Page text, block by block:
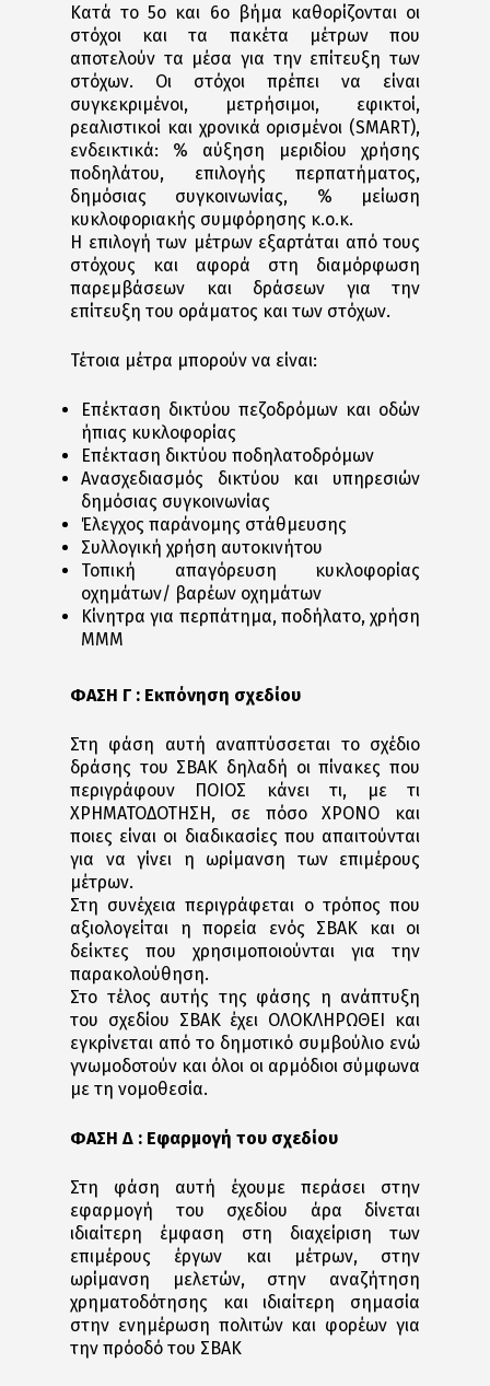
Κατά το 5ο και 6ο βήμα καθορίζονται οι
στόχοι και τα πακέτα μέτρων που
αποτελούν τα μέσα για την επίτευξη των
στόχων. Οι στόχοι πρέπει να είναι
συγκεκριμένοι, μετρήσιμοι, εφικτοί,
ρεαλιστικοί και χρονικά ορισμένοι (SMART),
ενδεικτικά: % αύξηση μεριδίου χρήσης
ποδηλάτου, επιλογής περπατήματος,
δημόσιας συγκοινωνίας, % μείωση
κυκλοφοριακής συμφόρησης κ.ο.κ.
Η επιλογή των μέτρων εξαρτάται από τους
στόχους και αφορά στη διαμόρφωση
παρεμβάσεων και δράσεων για την
επίτευξη του οράματος και των στόχων.​
Τέτοια μέτρα μπορούν να είναι:
Επέκταση δικτύου πεζοδρόμων και οδών
ήπιας κυκλοφορίας
Επέκταση δικτύου ποδηλατοδρόμων
Ανασχεδιασμός δικτύου και υπηρεσιών
δημόσιας συγκοινωνίας
Έλεγχος παράνομης στάθμευσης
Συλλογική χρήση αυτοκινήτου
Τοπική απαγόρευση κυκλοφορίας
οχημάτων/ βαρέων οχημάτων
Κίνητρα για περπάτημα, ποδήλατο, χρήση
ΜΜΜ
ΦΑΣΗ Γ : Εκπόνηση σχεδίου
Στη φάση αυτή αναπτύσσεται το σχέδιο
δράσης του ΣΒΑΚ δηλαδή οι πίνακες που
περιγράφουν ΠΟΙΟΣ κάνει τι, με τι
ΧΡΗΜΑΤΟΔΟΤΗΣΗ, σε πόσο ΧΡΟΝΟ και
ποιες είναι οι διαδικασίες που απαιτούνται
για να γίνει η ωρίμανση των επιμέρους
μέτρων.
Στη συνέχεια περιγράφεται ο τρόπος που
αξιολογείται η πορεία ενός ΣΒΑΚ και οι
δείκτες που χρησιμοποιούνται για την
παρακολούθηση.
Στο τέλος αυτής της φάσης η ανάπτυξη
του σχεδίου ΣΒΑΚ έχει ΟΛΟΚΛΗΡΩΘΕΙ και
εγκρίνεται από το δημοτικό συμβούλιο ενώ
γνωμοδοτούν και όλοι οι αρμόδιοι σύμφωνα
με τη νομοθεσία.
ΦΑΣΗ Δ : Εφαρμογή του σχεδίου
Στη φάση αυτή έχουμε περάσει στην
εφαρμογή του σχεδίου άρα δίνεται
ιδιαίτερη έμφαση στη διαχείριση των
επιμέρους έργων και μέτρων, στην
ωρίμανση μελετών, στην αναζήτηση
χρηματοδότησης και ιδιαίτερη σημασία
στην ενημέρωση πολιτών και φορέων για
την πρόοδό του ΣΒΑΚ